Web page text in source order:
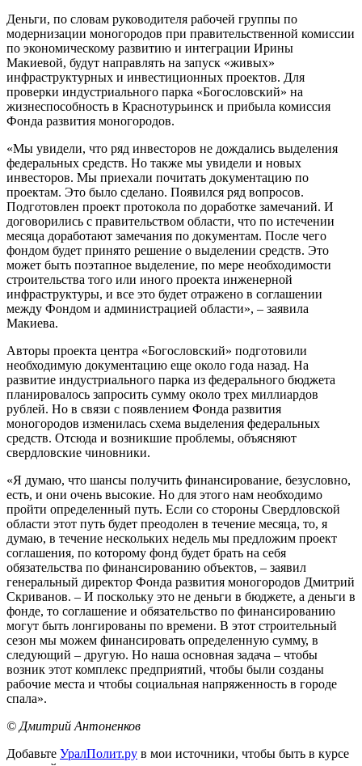
Деньги, по словам руководителя рабочей группы по
модернизации моногородов при правительственной комиссии
по экономическому развитию и интеграции Ирины
Макиевой, будут направлять на запуск «живых»
инфраструктурных и инвестиционных проектов. Для
проверки индустриального парка «Богословский» на
жизнеспособность в Краснотурьинск и прибыла комиссия
Фонда развития моногородов.
«Мы увидели, что ряд инвесторов не дождались выделения
федеральных средств. Но также мы увидели и новых
инвесторов. Мы приехали почитать документацию по
проектам. Это было сделано. Появился ряд вопросов.
Подготовлен проект протокола по доработке замечаний. И
договорились с правительством области, что по истечении
месяца доработают замечания по документам. После чего
фондом будет принято решение о выделении средств. Это
может быть поэтапное выделение, по мере необходимости
строительства того или иного проекта инженерной
инфраструктуры, и все это будет отражено в соглашении
между Фондом и администрацией области», – заявила
Макиева.
Авторы проекта центра «Богословский» подготовили
необходимую документацию еще около года назад. На
развитие индустриального парка из федерального бюджета
планировалось запросить сумму около трех миллиардов
рублей. Но в связи с появлением Фонда развития
моногородов изменилась схема выделения федеральных
средств. Отсюда и возникшие проблемы, объясняют
свердловские чиновники.
«Я думаю, что шансы получить финансирование, безусловно,
есть, и они очень высокие. Но для этого нам необходимо
пройти определенный путь. Если со стороны Свердловской
области этот путь будет преодолен в течение месяца, то, я
думаю, в течение нескольких недель мы предложим проект
соглашения, по которому фонд будет брать на себя
обязательства по финансированию объектов, – заявил
генеральный директор Фонда развития моногородов Дмитрий
Скриванов. – И поскольку это не деньги в бюджете, а деньги в
фонде, то соглашение и обязательство по финансированию
могут быть лонгированы по времени. В этот строительный
сезон мы можем финансировать определенную сумму, в
следующий – другую. Но наша основная задача – чтобы
возник этот комплекс предприятий, чтобы были созданы
рабочие места и чтобы социальная напряженность в городе
спала».
© Дмитрий Антоненков
Добавьте УралПолит.ру в мои источники, чтобы быть в курсе